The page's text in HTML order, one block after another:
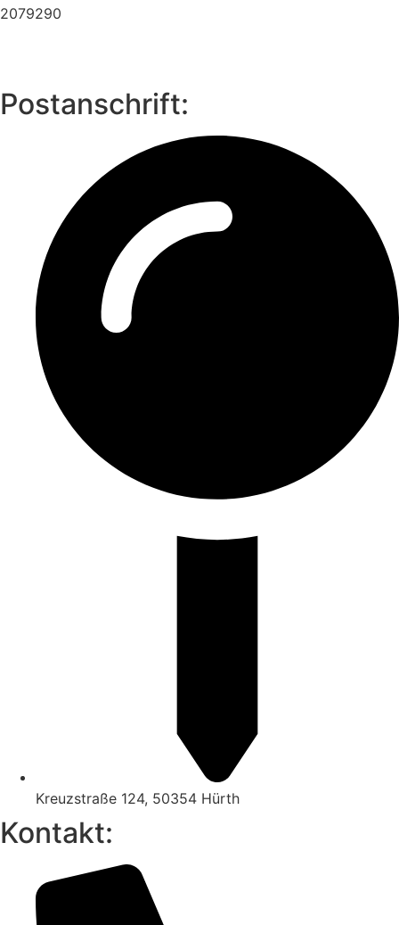
2079290
Postanschrift:
Kreuzstraße 124, 50354 Hürth
Kontakt: